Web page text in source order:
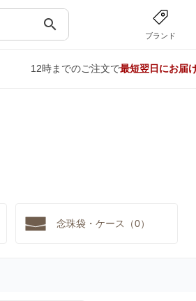
search
ブランド
12時までのご注文で最短翌日にお届
念珠袋・ケース（0）